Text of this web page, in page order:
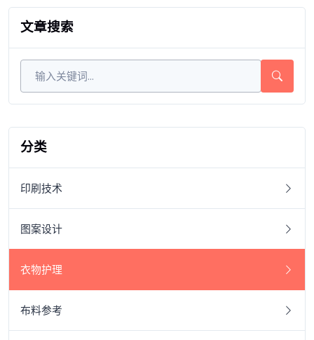
文章搜索
分类
印刷技术
图案设计
衣物护理
布料参考